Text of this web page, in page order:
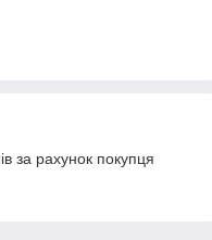
за рахунок покупця